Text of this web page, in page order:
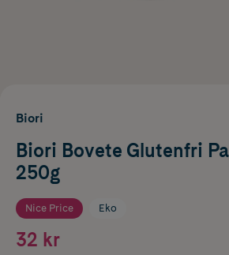
Biori
Biori Bovete Glutenfri
250g
Nice Price Eko
32 kr